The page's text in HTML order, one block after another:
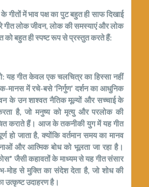
गीतों में भाव पक्ष का पुट बहुत ही साफ दिखाई
गीत लोक जीवन, लोक की समस्याएं और लोक
को बहुत ही स्पष्ट रूप से प्रस्तुत करते हैं:
यह गीत केवल एक चलचित्र का हिस्सा नहीं
मानस में रचे-बसे ‘निर्गुण’ दर्शन का आधुनिक
के उन शाश्वत नैतिक मूल्यों और सच्चाई के
है, जो मनुष्य को मृत्यु और परलोक की
कराते हैं। आज के तकनीकी युग में यह गीत
हो जाता है, क्योंकि वर्तमान समय का मानव
और आत्मिक बोध को भूलता जा रहा है।
जैसी कहावतों के माध्यम से यह गीत संसार
मोह से मुक्ति का संदेश देता है, जो शोध की
उत्कृष्ट उदाहरण है।